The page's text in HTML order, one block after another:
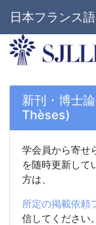
日本フランス
新刊・博士
Thèses)
学会員から寄せ
を随時更新して
方は、
所定の掲載依頼
信してください。